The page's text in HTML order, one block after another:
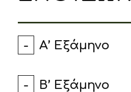
A’ Εξάμηνο
Β’ Εξάμηνο